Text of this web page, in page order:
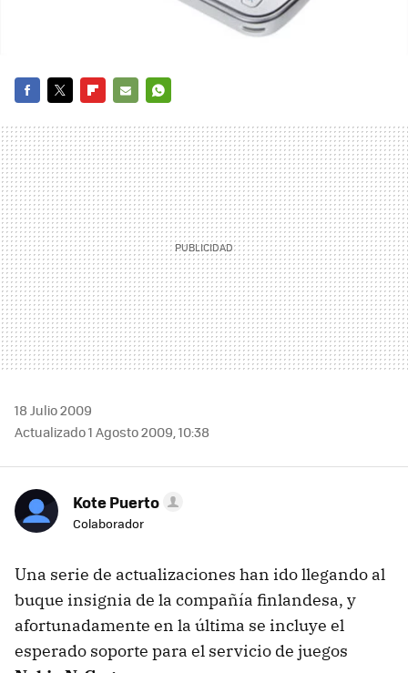
MAIL
18 Julio 2009
Actualizado 1 Agosto 2009, 10:38
Kote Puerto
Colaborador
Una serie de actualizaciones han ido llegando al
buque insignia de la compañía finlandesa, y
afortunadamente en la última se incluye el
esperado soporte para el servicio de juegos